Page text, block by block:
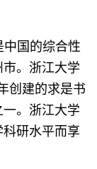
国的综合性
。浙江大学
创建的求是书
。浙江大学
研水平而享